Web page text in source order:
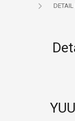
DETAIL